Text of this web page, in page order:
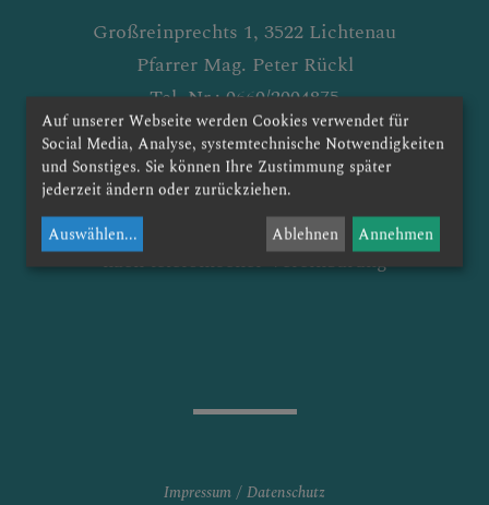
GOTTESDIENSTORDNUN
GALERIE
FRIEDHOF
TERMINE
Großreinprechts 1, 3522 Lichtenau
Pfarrer Mag. Peter Rückl
Tel. Nr.: 0660/2004875
E-Mail: grossreinprechts@dsp.at
Kanzleistunden:
jeden Freitag nach der Hl. Messe oder
nach telefonischer Vereinbarung
Impressum Datenschutz
Auf unserer Webseite werden Cookies verwendet für
Social Media, Analyse, systemtechnische Notwendigkeiten
und Sonstiges. Sie können Ihre Zustimmung später
jederzeit ändern oder zurückziehen.
Auswählen... Ablehnen Annehmen